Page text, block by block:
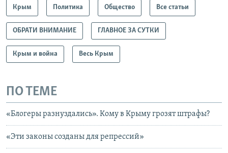
Крым Политика Общество Все статьи
ОБРАТИ ВНИМАНИЕ ГЛАВНОЕ ЗА СУТКИ
Крым и война Весь Крым
ПО ТЕМЕ
«Блогеры разнуздались». Кому в Крыму грозят штрафы?
«Эти законы созданы для репрессий»